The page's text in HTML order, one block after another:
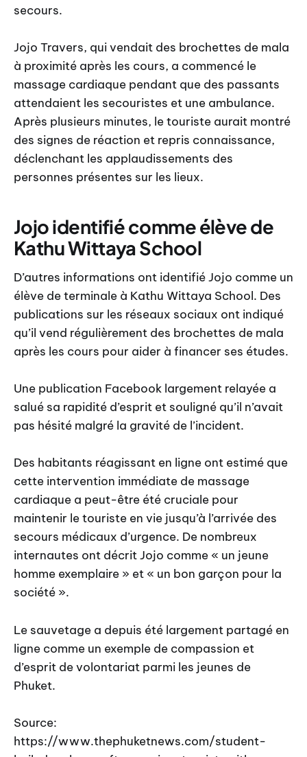
secours.
Jojo Travers, qui vendait des brochettes de mala
à proximité après les cours, a commencé le
massage cardiaque pendant que des passants
attendaient les secouristes et une ambulance.
Après plusieurs minutes, le touriste aurait montré
des signes de réaction et repris connaissance,
déclenchant les applaudissements des
personnes présentes sur les lieux.
Jojo identifié comme élève de
Kathu Wittaya School
D’autres informations ont identifié Jojo comme un
élève de terminale à Kathu Wittaya School. Des
publications sur les réseaux sociaux ont indiqué
qu’il vend régulièrement des brochettes de mala
après les cours pour aider à financer ses études.
Une publication Facebook largement relayée a
salué sa rapidité d’esprit et souligné qu’il n’avait
pas hésité malgré la gravité de l’incident.
Des habitants réagissant en ligne ont estimé que
cette intervention immédiate de massage
cardiaque a peut-être été cruciale pour
maintenir le touriste en vie jusqu’à l’arrivée des
secours médicaux d’urgence. De nombreux
internautes ont décrit Jojo comme « un jeune
homme exemplaire » et « un bon garçon pour la
société ».
Le sauvetage a depuis été largement partagé en
ligne comme un exemple de compassion et
d’esprit de volontariat parmi les jeunes de
Phuket.
Source:
https://www.thephuketnews.com/student-